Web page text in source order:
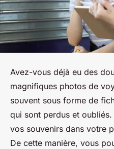
Avez-vous déjà eu des
magnifiques photos de
souvent sous forme de
qui sont perdus et
vos souvenirs dans votre
De cette manière, vous